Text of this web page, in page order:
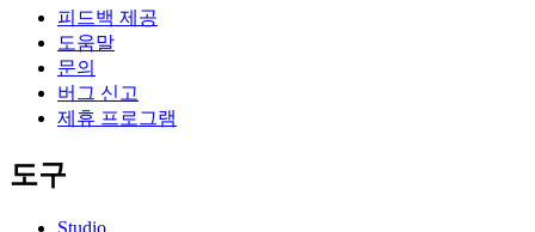
피드백 제공
도움말
문의
버그 신고
제휴 프로그램
도구
Studio